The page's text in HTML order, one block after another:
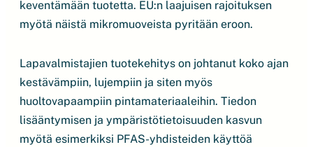
keventämään tuotetta. EU:n laajuisen rajoituksen
myötä näistä mikromuoveista pyritään eroon.
Lapavalmistajien tuotekehitys on johtanut koko ajan
kestävämpiin, lujempiin ja siten myös
huoltovapaampiin pintamateriaaleihin. Tiedon
lisääntymisen ja ympäristötietoisuuden kasvun
myötä esimerkiksi PFAS-yhdisteiden käyttöä